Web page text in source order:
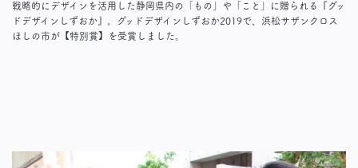
戦略的にデザインを活用した静岡県内の「もの」や「こと」に贈られる『グッ
ドデザインしずおか』。グッドデザインしずおか2019で、浜松サザンクロス
ほしの市が【特別賞】を受賞しました。